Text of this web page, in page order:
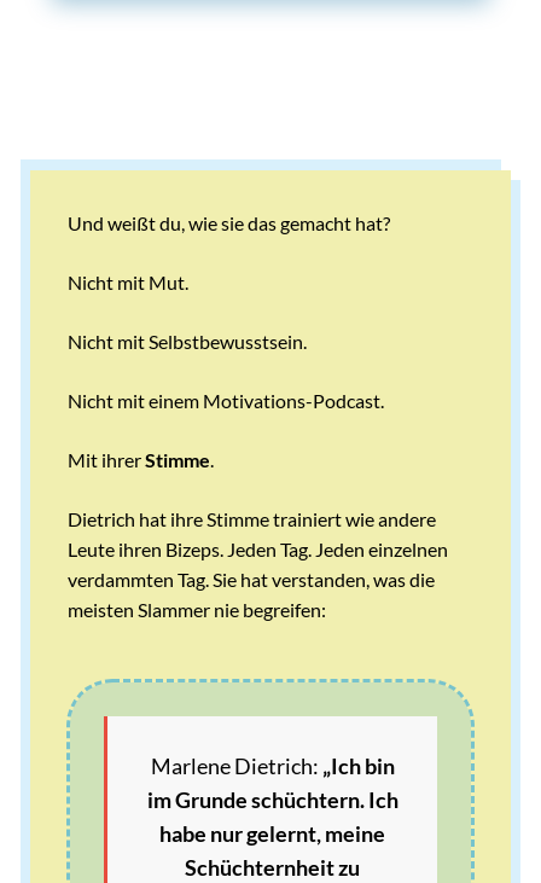
Und weißt du, wie sie das gemacht hat?
Nicht mit Mut.
Nicht mit Selbstbewusstsein.
Nicht mit einem Motivations-Podcast.
Mit ihrerStimme.
Dietrich hat ihre Stimme trainiert wie andere
Leute ihren Bizeps. Jeden Tag. Jeden einzelnen
verdammten Tag. Sie hat verstanden, was die
meisten Slammer nie begreifen:
Marlene Dietrich: „Ich bin
im Grunde schüchtern. Ich
habe nur gelernt, meine
Schüchternheit zu